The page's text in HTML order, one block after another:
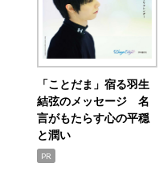
「ことだま」宿る羽生
結弦のメッセージ 名
言がもたらす心の平穏
と潤い
PR